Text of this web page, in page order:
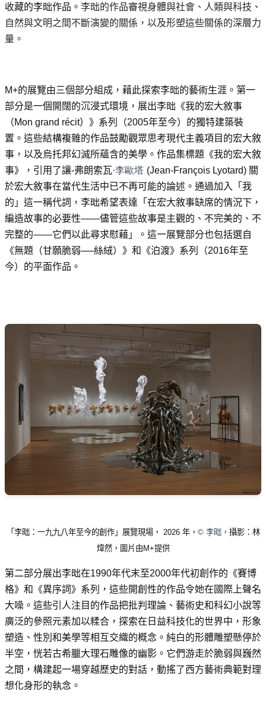
收藏的李昢作品。 李昢的作品審視身體與社會、人類與科技、
自然與文明之間不斷演變的關係，以及形塑這些關係的深層力
量。
M+的展覽由三個部分組成，藉此探索李昢的藝術生涯。第一
部分是一個開闊的沉浸式環境，展出李昢《我的宏大敘事
（Mon grand récit）》系列（2005年至今）的獨特建築裝
置。這些結構複雜的作品鼓勵觀眾思考現代主義項目的宏大敘
事，以及烏托邦幻滅所蘊含的美學。 作品集標題《我的宏大敘
事》，引用了讓-弗朗索瓦·李歐塔 (Jean-François Lyotard) 關
於宏大敘事在當代生活中已不再可能的論述。通過加入「我
的」這一稱代詞，李昢希望表達「在宏大敘事缺席的情況下，
編造故事的必要性——儘管這些故事是主觀的、不完美的、不
完整的——它們以此尋求慰藉」。這一展覽部分也包括選自
《無題（甘願脆弱──絲絨）》和《泊渡》系列（2016年至
今）的平面作品。
「李昢：一九九八年至今的創作」展覽現場， 2026 年， © 李昢， 攝影：林
煒然，圖片由 M+提供
第二部分展出李昢在1990年代末至2000年代初創作的《賽博
格》和《異序詞》系列，這些開創性的作品令她在國際上聲名
大噪。這些引人注目的作品把批判理論、藝術史和科幻小說等
廣泛的參照元素加以糅合，探索在日益科技化的世界中，形象
塑造、性別和美學等相互交織的概念。純白的形體雕塑懸停於
半空，恍若古希臘大理石雕像的幽影。它們游走於脆弱與巍然
之間，構建起一場穿越歷史的對話，動搖了西方藝術典範對理
想化身形的執念。